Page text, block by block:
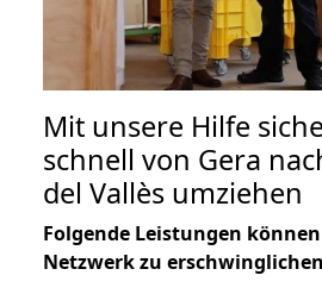
Mit unsere Hilfe
schnell von Gera
del Vallès umziehen
Folgende Leistungen
Netzwerk zu